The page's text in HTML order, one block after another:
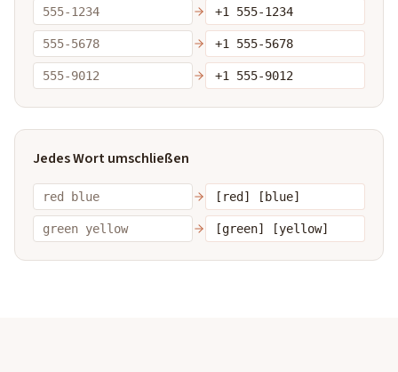
555-1234 +1 555-1234
555-5678 +1 555-5678
555-9012 +1 555-9012
Jedes Wort umschließen
red blue [red] [blue]
green yellow [green] [yellow]